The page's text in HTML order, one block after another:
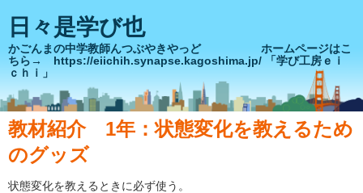
日々是学び也
かごんまの中学教師んつぶやきやっど ホームページはこ
ちら→ https://eiichih.synapse.kagoshima.jp/ 「学び工房ｅｉ
ｃｈｉ」
教材紹介 1年：状態変化を教えるため
のグッズ
状態変化を教えるときに必ず使う。